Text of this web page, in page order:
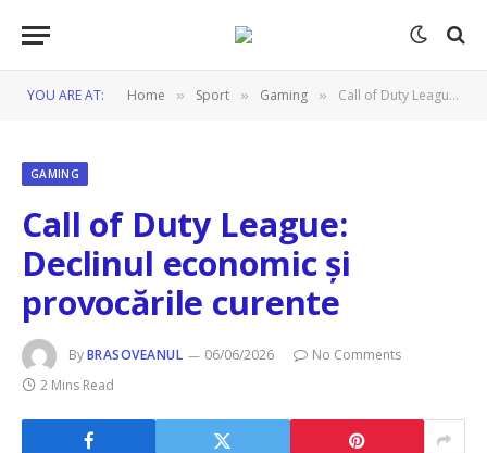
YOU ARE AT: Home » Sport » Gaming » Call of Duty League: Declinul economic și provocările curente
GAMING
Call of Duty League:
Declinul economic și
provocările curente
ByBRASOVEANUL 06/06/2026
No Comments
2 Mins Read